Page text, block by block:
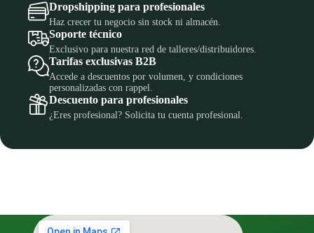
Dropshipping para profesionales
Haz crecer tu negocio sin stock ni almacén.
Soporte técnico
Exclusivo para nuestra red de talleres/distribuidores.
Tarifas exclusivas B2B
Accede a descuentos por volumen, y condiciones
personalizadas con rappel.
Descuento para profesionales
¿Eres profesional? Solicita tu cuenta profesional.